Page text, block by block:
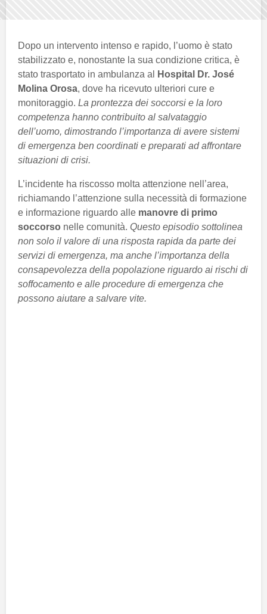
Dopo un intervento intenso e rapido, l’uomo è stato
stabilizzato e, nonostante la sua condizione critica, è
stato trasportato in ambulanza al
Hospital Dr. José
Molina Orosa, dove ha ricevuto ulteriori cure e
monitoraggio. La prontezza dei soccorsi e la loro
competenza hanno contribuito al salvataggio
dell’uomo, dimostrando l’importanza di avere sistemi
di emergenza ben coordinati e preparati ad affrontare
situazioni di crisi.
L’incidente ha riscosso molta attenzione nell’area,
richiamando l’attenzione sulla necessità di formazione
e informazione riguardo alle manovre di primo
soccorso nelle comunità. Questo episodio sottolinea
non solo il valore di una risposta rapida da parte dei
servizi di emergenza, ma anche l’importanza della
consapevolezza della popolazione riguardo ai rischi di
soffocamento e alle procedure di emergenza che
possono aiutare a salvare vite.